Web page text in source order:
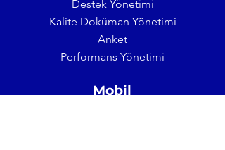
​Destek Yönetimi
Kalite Doküman Yönetimi
Anket
Performans Yönetimi
Mobil